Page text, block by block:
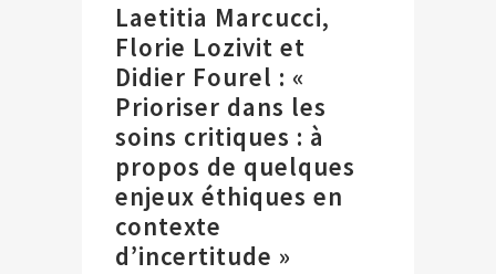
Laetitia Marcucci,
Florie Lozivit et
Didier Fourel : «
Prioriser dans les
soins critiques : à
propos de quelques
enjeux éthiques en
contexte
d’incertitude »